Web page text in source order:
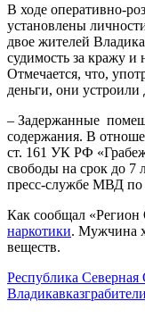
В ходе оперативно-
установлены
двое жителей
судимость за кражу и
Отмечается, что,
деньги, они
– Задержанные
содержания. В
ст. 161 УК РФ
свободы на срок до 7
пресс-службе МВД
Как сообщал «Регион
наркотики. Мужчина
веществ.
Республика
Владикавказграбители